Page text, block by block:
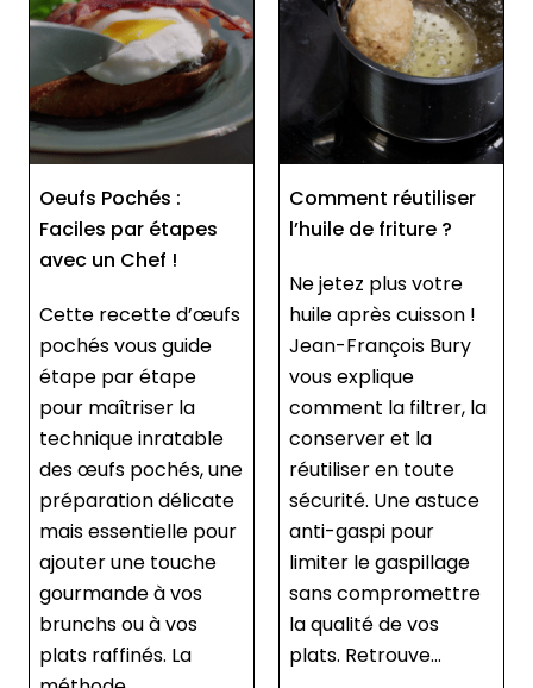
Oeufs Pochés :
Faciles par étapes
avec un Chef !
Cette recette d’œufs
pochés vous guide
étape par étape
pour maîtriser la
technique inratable
des œufs pochés, une
préparation délicate
mais essentielle pour
ajouter une touche
gourmande à vos
brunchs ou à vos
plats raffinés. La
Comment réutiliser
l’huile de friture ?
Ne jetez plus votre
huile après cuisson !
Jean-François Bury
vous explique
comment la filtrer, la
conserver et la
réutiliser en toute
sécurité. Une astuce
anti-gaspi pour
limiter le gaspillage
sans compromettre
la qualité de vos
plats. Retrouve...